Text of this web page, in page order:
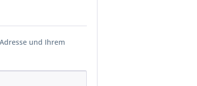
und Ihrem